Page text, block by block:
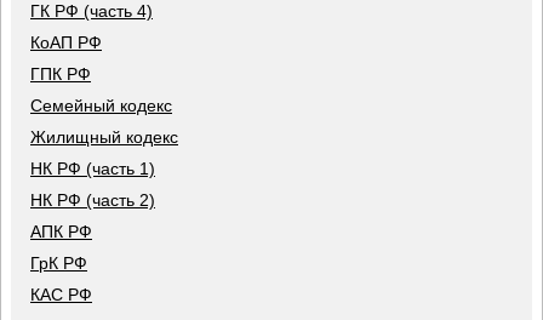
ГК РФ (часть 4)
КоАП РФ
ГПК РФ
Семейный кодекс
Жилищный кодекс
НК РФ (часть 1)
НК РФ (часть 2)
АПК РФ
ГрК РФ
КАС РФ